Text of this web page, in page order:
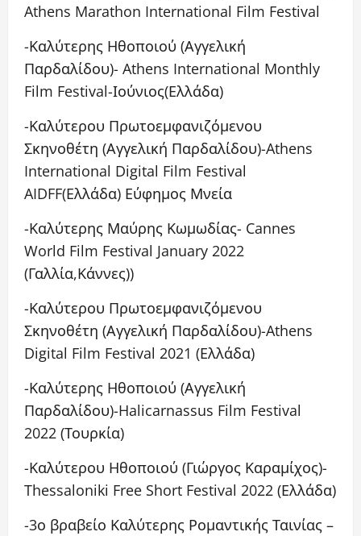
Athens Marathon International Film Festival
-Καλύτερης Ηθοποιού (Αγγελική
Παρδαλίδου)- Athens International Monthly
Film Festival-Ιούνιος(Ελλάδα)
-Καλύτερου Πρωτοεμφανιζόμενου
Σκηνοθέτη (Αγγελική Παρδαλίδου)-Athens
International Digital Film Festival
AIDFF(Ελλάδα) Εύφημος Μνεία
-Καλύτερης Μαύρης Κωμωδίας- Cannes
World Film Festival January 2022
(Γαλλία,Κάννες))
-Καλύτερου Πρωτοεμφανιζόμενου
Σκηνοθέτη (Αγγελική Παρδαλίδου)-Athens
Digital Film Festival 2021 (Ελλάδα)
-Καλύτερης Ηθοποιού (Αγγελική
Παρδαλίδου)-Halicarnassus Film Festival
2022 (Τουρκία)
-Καλύτερου Ηθοποιού (Γιώργος Καραμίχος)-
Thessaloniki Free Short Festival 2022 (Ελλάδα)
-3ο βραβείο Καλύτερης Ρομαντικής Ταινίας –